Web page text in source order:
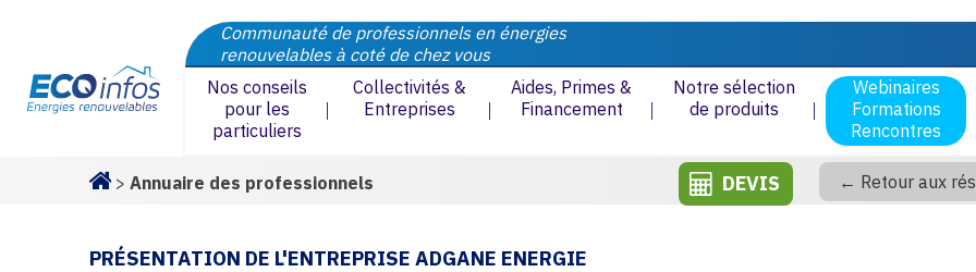
Communauté de professionnels en énergies
renouvelables à coté de chez vous
Nos conseils
pour les
particuliers
Collectivités &
Entreprises
Aides, Primes &
Financement
Notre sélection
de produits
Webinaires
Formations
Rencontres
> Annuaire des professionnels DEVIS ← Retour aux
PRÉSENTATION DE L'ENTREPRISE ADGANE ENERGIE